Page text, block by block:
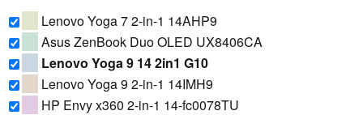
Lenovo Yoga 7 2-in-1 14AHP9
Asus ZenBook Duo OLED UX8406CA
Lenovo Yoga 9 14 2in1 G10
Lenovo Yoga 9 2-in-1 14IMH9
HP Envy x360 2-in-1 14-fc0078TU